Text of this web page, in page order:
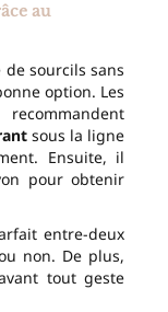
au
sourcils sans
option. Les
sous la ligne
Ensuite, il
pour obtenir
entre-deux
non. De plus,
tout geste